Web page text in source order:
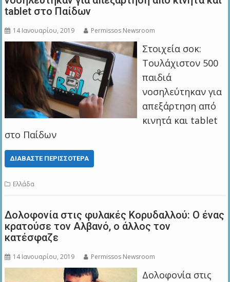
tablet στο Παίδων
14 Ιανουαρίου, 2019 Permissos Newsroom
Στοιχεία σοκ:
Τουλάχιστον 500
παιδιά
νοσηλεύτηκαν για
απεξάρτηση από
κινητά και tablet
στο Παίδων
ΔΙΑΒΆΣΤΕ ΠΕΡΙΣΣΌΤΕΡΑ
Ελλάδα
Δολοφονία στις φυλακές Κορυδαλλού: Ο ένας
κρατούσε τον Αλβανό, ο άλλος τον
κατέσφαζε
14 Ιανουαρίου, 2019 Permissos Newsroom
Δολοφονία στις